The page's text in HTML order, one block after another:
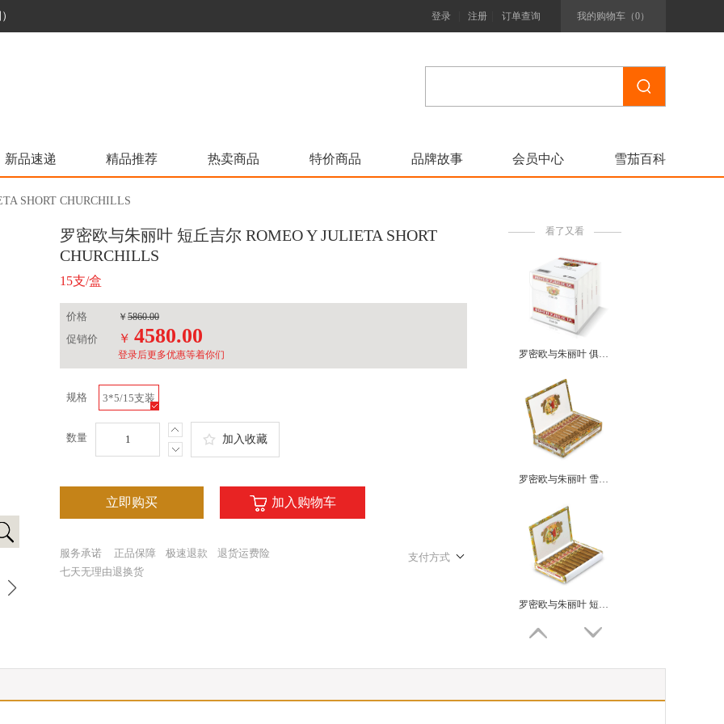
登录 注册 订单查询 我的购物车（0）
新品速递 精品推荐 热卖商品 特价商品 品牌故事 会员中心 雪茄百科
SHORT CHURCHILLS
罗密欧与朱丽叶 短丘吉尔 ROMEO Y JULIETA SHORT
CHURCHILLS
15支/盒
价格 ￥ 5860.00
促销价 ￥ 4580.00
登录后更多优惠等着你们
规格 3*5/15支装
数量 加入收藏
立即购买 加入购物车
服务承诺 正品保障 极速退款
退货运费险
七天无理由退换货
支付方式
看了又看
罗密欧与朱丽叶 俱乐部 ROMEO Y JULIETA CLUB
罗密欧与朱丽叶 雪松小皇冠 ROMEO Y JULIETA CORONITAS EN CEDRO